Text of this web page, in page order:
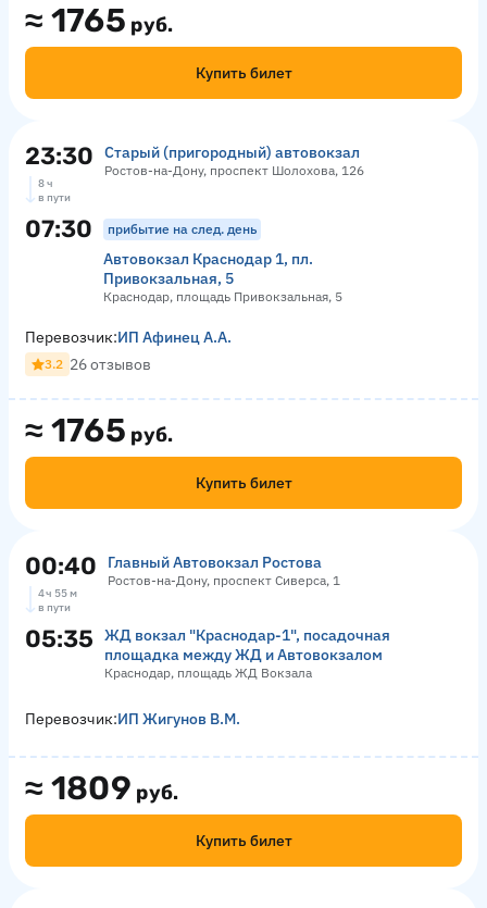
≈ 1765 руб.
Купить билет
23:30 Старый (пригородный) автовокзал
Ростов-на-Дону, проспект Шолохова, 126
8 ч
в пути
07:30 прибытие на след. день
Автовокзал Краснодар 1, пл.
Привокзальная, 5
Краснодар, площадь Привокзальная, 5
≈ 1765 руб.
Купить билет
Перевозчик:ИП Афинец А.А.
3.2 26 отзывов
00:40 Главный Автовокзал Ростова
Ростов-на-Дону, проспект Сиверса, 1
4 ч 55 м
в пути
05:35
ЖД вокзал "Краснодар-1", посадочная
площадка между ЖД и Автовокзалом
Краснодар, площадь ЖД Вокзала
≈ 1809 руб.
Купить билет
Перевозчик:ИП Жигунов В.М.